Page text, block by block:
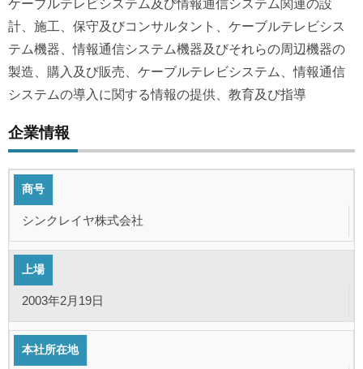
ケーブルテレビシステム及び情報通信システム関連の設
計、施⼯、保守及びコンサルタント、ケーブルテレビシス
テム機器、情報通信システム機器及びそれらの周辺機器の
製造、購⼊及び販売、ケーブルテレビシステム、情報通信
システムの導⼊に関する情報の提供、教育及び指導
企業情報
商号
シンクレイヤ株式会社
上場
2003年2月19日
本社所在地